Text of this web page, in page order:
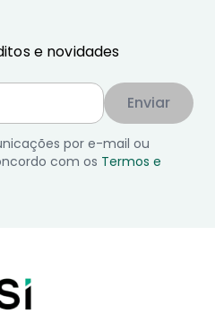
e novidades
Enviar
por e-mail ou
com os Termos e